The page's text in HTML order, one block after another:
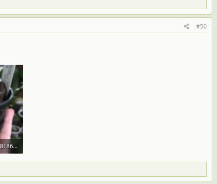
#50
953ABF16-C2C7-493F-8F86-C522ED2C745D.jpeg